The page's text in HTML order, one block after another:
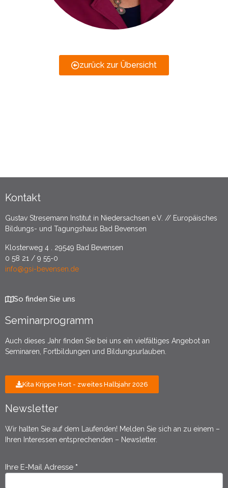
zurück zur Übersicht
Kontakt
Gustav Stresemann Institut in Niedersachsen e.V. // Europäisches
Bildungs- und Tagungshaus Bad Bevensen
Klosterweg 4 . 29549 Bad Bevensen
0 58 21 / 9 55-0
info@gsi-bevensen.de
So finden Sie uns
Seminarprogramm
Auch dieses Jahr finden Sie bei uns ein vielfältiges Angebot an
Seminaren, Fortbildungen und Bildungsurlauben.
Kita Krippe Hort - zweites Halbjahr 2026
Newsletter
Wir halten Sie auf dem Laufenden! Melden Sie sich an zu einem –
Ihren Interessen entsprechenden – Newsletter.
Newsletter
Ihre E-Mail Adresse *